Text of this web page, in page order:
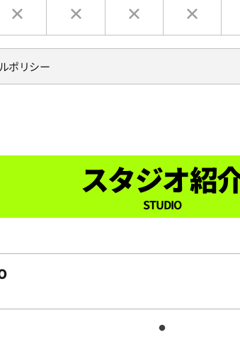
ポリシー
スタジオ紹
STUDIO